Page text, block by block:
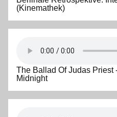
(Kinemathek)
The Ballad Of Judas Priest
Midnight